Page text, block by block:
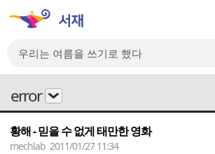
error
황해 - 믿을 수 없게 태만한 영화
mechlab 2011/01/27 11:34